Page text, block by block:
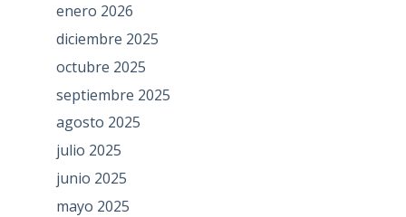
enero 2026
diciembre 2025
octubre 2025
septiembre 2025
agosto 2025
julio 2025
junio 2025
mayo 2025